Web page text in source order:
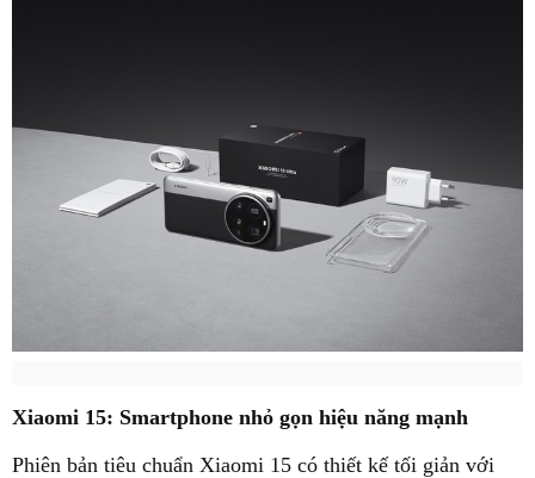
Xiaomi 15: Smartphone nhỏ gọn hiệu năng mạnh
Phiên bản tiêu chuẩn Xiaomi 15 có thiết kế tối giản với